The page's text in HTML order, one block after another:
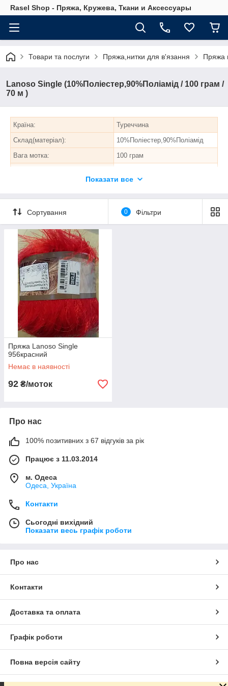
Rasel Shop - Пряжа, Кружева, Ткани и Аксессуары
Товари та послуги Пряжа,нитки для в'язання Пряжа
Lanoso Single (10%Поліестер,90%Поліамід / 100 грам /
70 м )
Країна:
Туреччина
Склад(матеріал):
10%Поліестер,90%Поліамід
Вага мотка:
100 грам
Спиці
N-5 - 6,5
Показати все
Сортування 0 Фільтри
Пряжа Lanoso Single
956красний
Немає в наявності
92 ₴/моток
Про нас
100% позитивних з 67 відгуків за рік
Працює з 11.03.2014
м. Одеса
Одеса, Україна
Контакти
Сьогодні вихідний
Показати весь графік роботи
Про нас
Контакти
Доставка та оплата
Графік роботи
Повна версія сайту